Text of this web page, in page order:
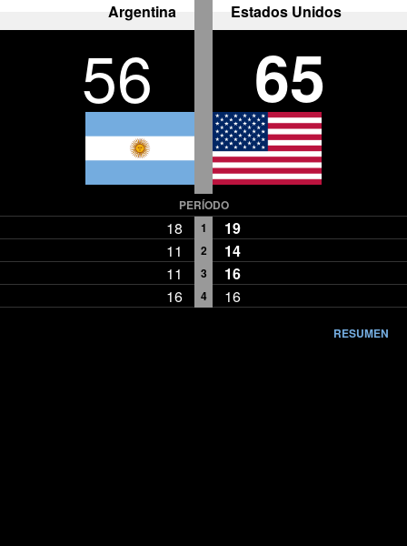
Argentina Estados Unidos
56 65
PERÍODO
18 1
19
11
2
14
11
3
16
16
4 16
RESUMEN